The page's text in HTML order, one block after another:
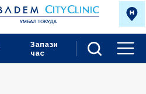
Запази
час